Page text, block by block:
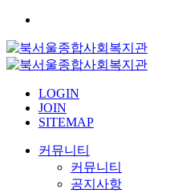
LOGIN
JOIN
SITEMAP
커뮤니티
커뮤니티
공지사항